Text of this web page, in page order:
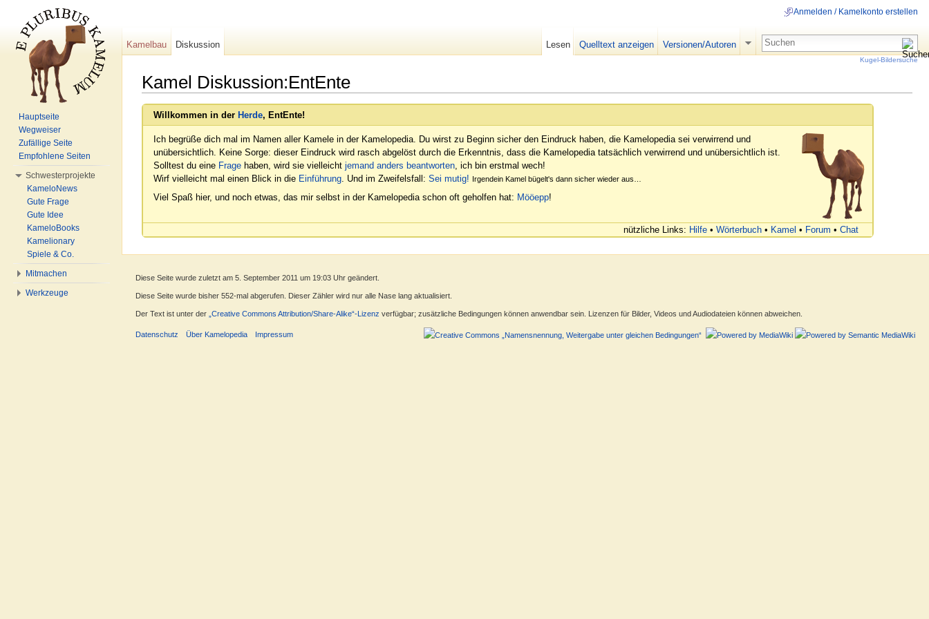
Kamel Diskussion:EntEnte
Willkommen in der Herde, EntEnte!
Ich begrüße dich mal im Namen aller Kamele in der Kamelopedia. Du wirst zu Beginn sicher den Eindruck haben, die Kamelopedia sei verwirrend und
unübersichtlich. Keine Sorge: dieser Eindruck wird rasch abgelöst durch die Erkenntnis, dass die Kamelopedia tatsächlich verwirrend und unübersichtlich ist.
Solltest du eine Frage haben, wird sie vielleicht jemand anders beantworten, ich bin erstmal wech!
Wirf vielleicht mal einen Blick in die Einführung. Und im Zweifelsfall: Sei mutig! Irgendein Kamel bügelt's dann sicher wieder aus…
Viel Spaß hier, und noch etwas, das mir selbst in der Kamelopedia schon oft geholfen hat: Mööepp!
nützliche Links: Hilfe • Wörterbuch • Kamel • Forum • Chat
Anmelden / Kamelkonto erstellen
Kamelbau Diskussion Lesen Quelltext anzeigen Versionen/Autoren
Kugel-Bildersuche
Hauptseite
Wegweiser
Zufällige Seite
Empfohlene Seiten
Schwesterprojekte
KameloNews
Gute Frage
Gute Idee
KameloBooks
Kamelionary
Spiele & Co.
Mitmachen
Werkzeuge
Diese Seite wurde zuletzt am 5. September 2011 um 19:03 Uhr geändert.
Diese Seite wurde bisher 552-mal abgerufen. Dieser Zähler wird nur alle Nase lang aktualisiert.
Der Text ist unter der „Creative Commons Attribution/Share-Alike“-Lizenz verfügbar; zusätzliche Bedingungen können anwendbar sein. Lizenzen für Bilder, Videos und Audiodateien können abweichen.
Datenschutz Über Kamelopedia Impressum